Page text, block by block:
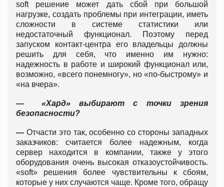
soft решение может дать сбой при большой
нагрузке, создать проблемы при интеграции, иметь
сложности в системе статистики или
недостаточный функционал. Поэтому перед
запуском контакт-центра его владельцы должны
решить для себя, что именно им нужно:
надежность в работе и широкий функционал или,
возможно, «всего понемногу», но «по-быстрому» и
«на вчера».
— «Хард» выбирают с точки зрения
безопасности?
— Отчасти это так, особенно со стороны западных
заказчиков: считается более надежным, когда
сервер находится в компании, также у этого
оборудования очень высокая отказоустойчивость.
«soft» решения более чувствительны к сбоям,
которые у них случаются чаще. Кроме того, обращу